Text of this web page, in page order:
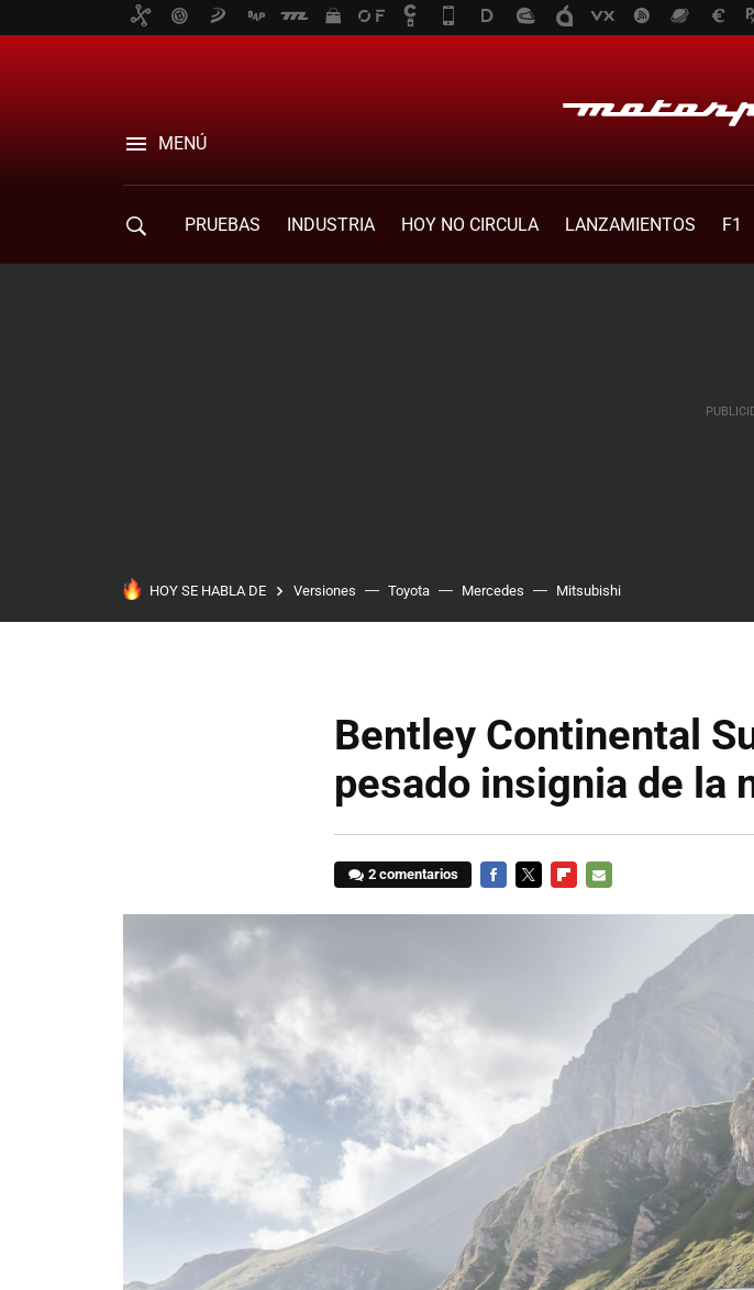
MENÚ
PRUEBAS INDUSTRIA HOY NO CIRCULA LANZAMIENTOS F1
HOY SE HABLA DE Versiones Toyota Mercedes Mitsubishi
Bentley Continental
pesado insignia de la
2 comentarios